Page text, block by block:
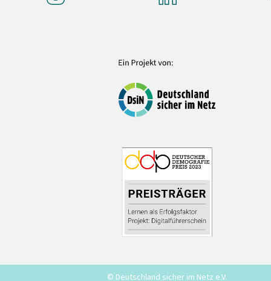
© Deutschland sicher im Netz e.V.